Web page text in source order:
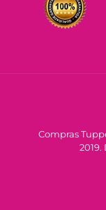
Compras